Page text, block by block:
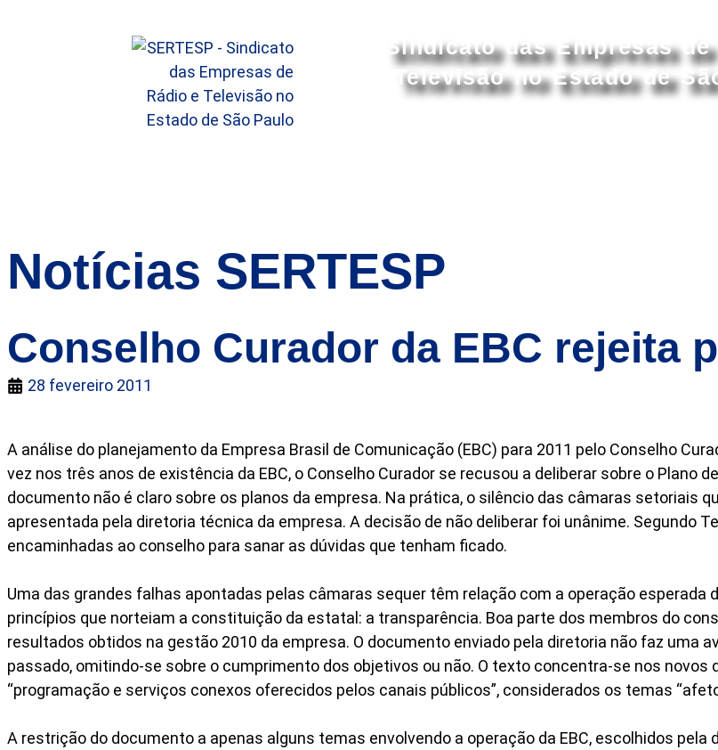
Sindicato das Empresas
Televisão no Estado de
Notícias SERTESP
Conselho Curador da EBC rejeita
28 fevereiro 2011
A análise do planejamento da Empresa Brasil de Comunicação (EBC) para 2011 pelo Conselho
vez nos três anos de existência da EBC, o Conselho Curador se recusou a deliberar sobre o Plano
documento não é claro sobre os planos da empresa. Na prática, o silêncio das câmaras setoriais
apresentada pela diretoria técnica da empresa. A decisão de não deliberar foi unânime. Segundo
encaminhadas ao conselho para sanar as dúvidas que tenham ficado.
Uma das grandes falhas apontadas pelas câmaras sequer têm relação com a operação esperada
princípios que norteiam a constituição da estatal: a transparência. Boa parte dos membros do
resultados obtidos na gestão 2010 da empresa. O documento enviado pela diretoria não faz uma
passado, omitindo-se sobre o cumprimento dos objetivos ou não. O texto concentra-se nos
“programação e serviços conexos oferecidos pelos canais públicos”, considerados os temas
A restrição do documento a apenas alguns temas envolvendo a operação da EBC, escolhidos